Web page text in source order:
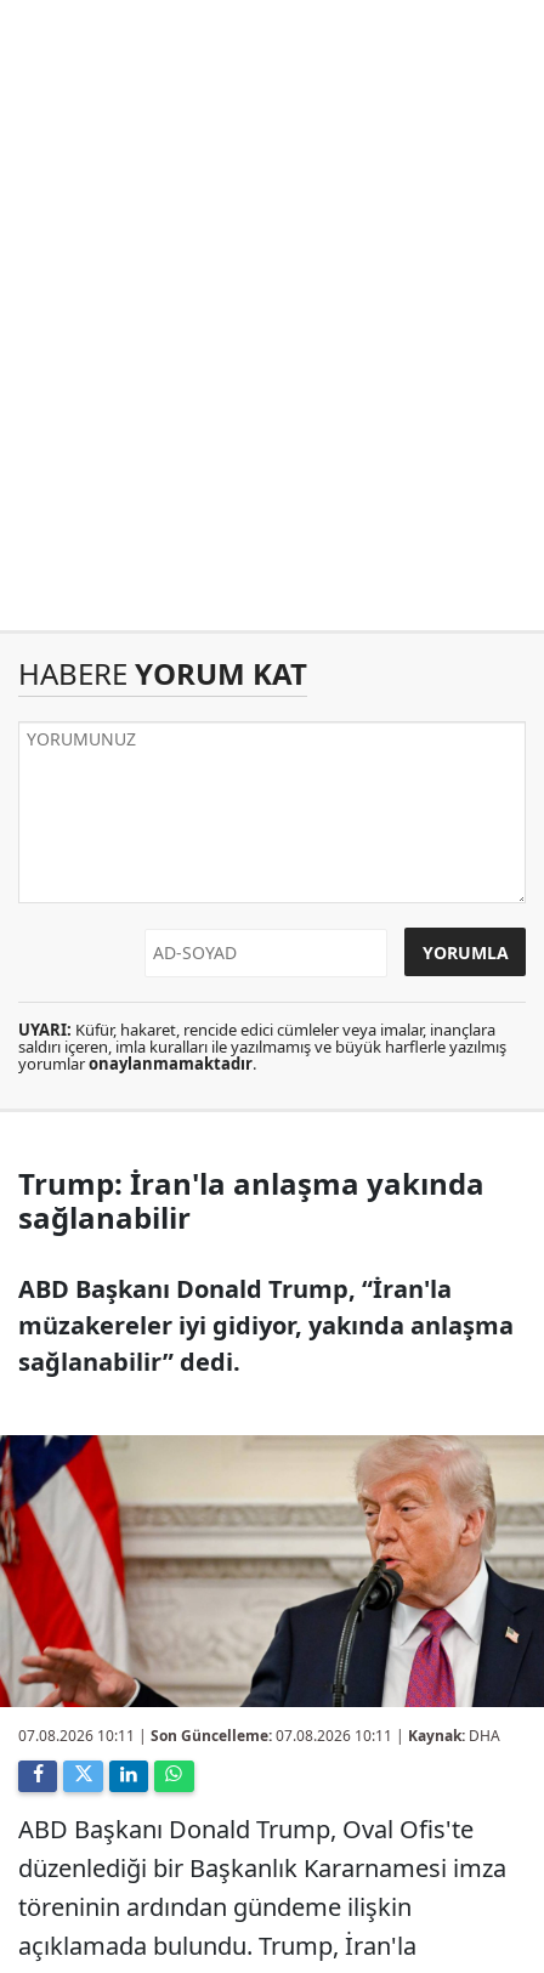
HABERE YORUM KAT
UYARI: Küfür, hakaret, rencide edici cümleler veya imalar, inançlara
saldırı içeren, imla kuralları ile yazılmamış ve büyük harflerle yazılmış
yorumlaronaylanmamaktadır.
Trump: İran'la anlaşma yakında
sağlanabilir
ABD Başkanı Donald Trump, “İran'la
müzakereler iyi gidiyor, yakında anlaşma
sağlanabilir” dedi.
07.08.2026 10:11 | Son Güncelleme:07.08.2026 10:11 | Kaynak: DHA
ABD Başkanı Donald Trump, Oval Ofis'te
düzenlediği bir Başkanlık Kararnamesi imza
töreninin ardından gündeme ilişkin
açıklamada bulundu. Trump, İran'la